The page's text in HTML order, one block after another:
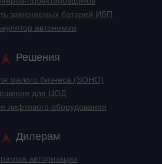
заменяемых батарей ИБП
автономии
Решения
малого бизнеса (SOHO)
для ЦОД
лифтового оборудования
Дилерам
авторизации